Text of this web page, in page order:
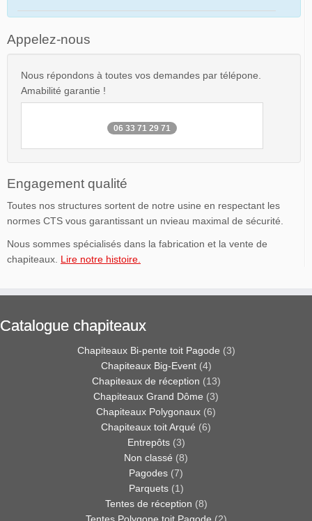
Appelez-nous
Nous répondons à toutes vos demandes par télépone.
Amabilité garantie !
06 33 71 29 71
Engagement qualité
Toutes nos structures sortent de notre usine en respectant les
normes CTS vous garantissant un nvieau maximal de sécurité.
Nous sommes spécialisés dans la fabrication et la vente de
chapiteaux. Lire notre histoire.
Catalogue chapiteaux
Chapiteaux Bi-pente toit Pagode (3)
Chapiteaux Big-Event (4)
Chapiteaux de réception (13)
Chapiteaux Grand Dôme (3)
Chapiteaux Polygonaux (6)
Chapiteaux toit Arqué (6)
Entrepôts (3)
Non classé (8)
Pagodes (7)
Parquets (1)
Tentes de réception (8)